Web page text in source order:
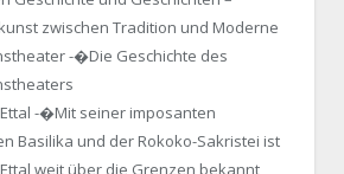
zwischen Tradition und Moderne
-�Die Geschichte des
-�Mit seiner imposanten
Basilika und der Rokoko-Sakristei ist
weit über die Grenzen bekannt